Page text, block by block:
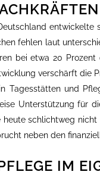
fehlen laut
bei etwa 20
verschärft die
Tagesstätten und
Unterstützung für
schlichtweg
neben den
IM